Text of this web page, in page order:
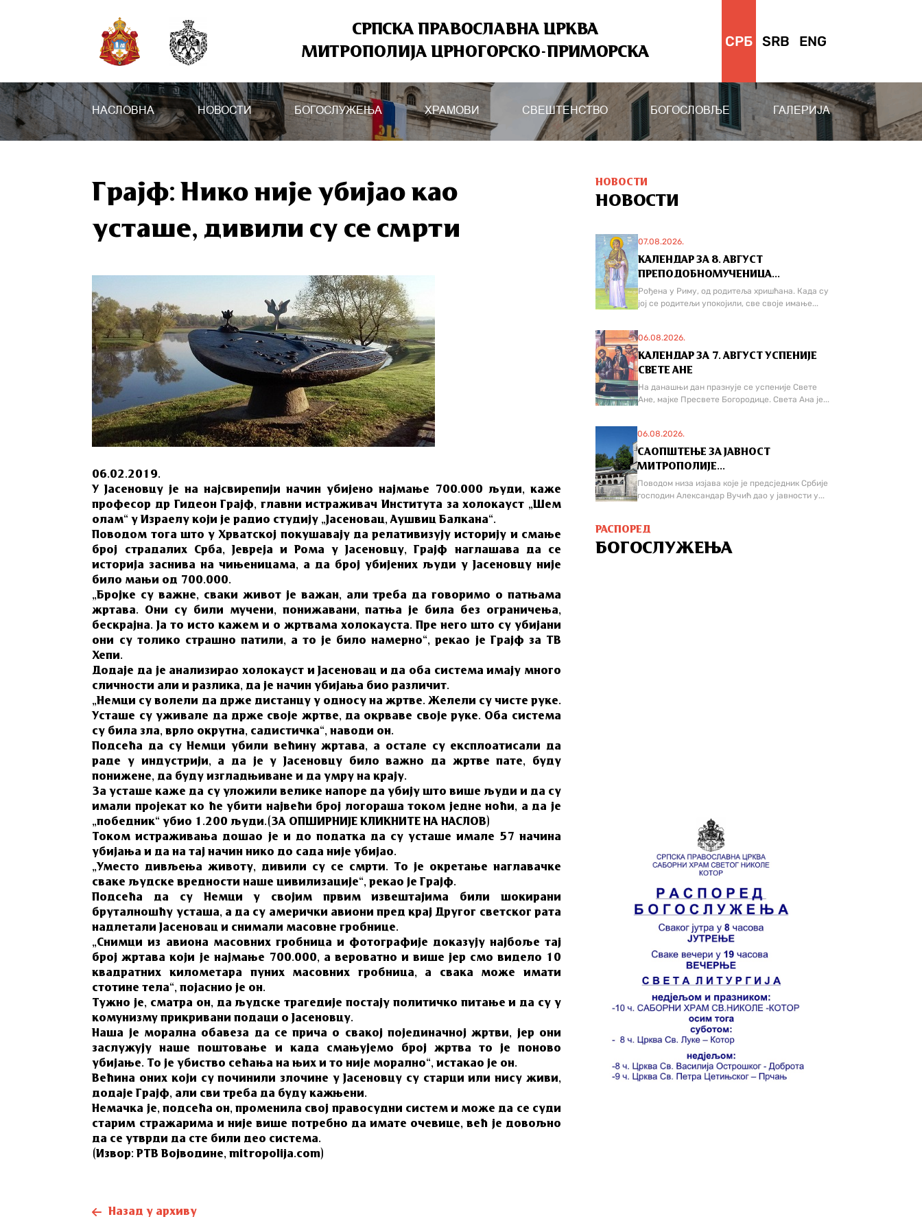
СРПСКА ПРАВОСЛАВНА ЦРКВА
МИТРОПОЛИЈА ЦРНОГОРСКО-ПРИМОРСКА
СРБ SRB ENG
НАСЛОВНА НОВОСТИ БОГОСЛУЖЕЊА ХРАМОВИ СВЕШТЕНСТВО БОГОСЛОВЉЕ ГАЛЕРИЈА
Грајф: Нико није убијао као
усташе, дивили су се смрти
06.02.2019.
У Јасеновцу је на најсвирепији начин убијено најмање 700.000 људи, каже
професор др Гидеон Грајф, главни истраживач Института за холокауст „Шем
олам“ у Израелу који је радио студију „Јасеновац, Аушвиц Балкана“.
Поводом тога што у Хрватској покушавају да релативизују историју и смање
број страдалих Срба, Јевреја и Рома у Јасеновцу, Грајф наглашава да се
историја заснива на чињеницама, а да број убијених људи у Јасеновцу није
било мањи од 700.000.
„Бројке су важне, сваки живот је важан, али треба да говоримо о патњама
жртава. Они су били мучени, понижавани, патња је била без ограничења,
бескрајна. Ја то исто кажем и о жртвама холокауста. Пре него што су убијани
они су толико страшно патили, а то је било намерно“, рекао је Грајф за ТВ
Хепи.
Додаје да је анализирао холокауст и Јасеновац и да оба система имају много
сличности али и разлика, да је начин убијања био различит.
„Немци су волели да држе дистанцу у односу на жртве. Желели су чисте руке.
Усташе су уживале да држе своје жртве, да окрваве своје руке. Оба система
су била зла, врло окрутна, садистичка“, наводи он.
Подсећа да су Немци убили већину жртава, а остале су експлоатисали да
раде у индустрији, а да је у Јасеновцу било важно да жртве пате, буду
понижене, да буду изгладњиване и да умру на крају.
За усташе каже да су уложили велике напоре да убију што више људи и да су
имали пројекат ко ће убити највећи број логораша током једне ноћи, а да је
„победник“ убио 1.200 људи.(ЗА ОПШИРНИЈЕ КЛИКНИТЕ НА НАСЛОВ)
Током истраживања дошао је и до податка да су усташе имале 57 начина
убијања и да на тај начин нико до сада није убијао.
„Уместо дивљења животу, дивили су се смрти. То је окретање наглавачке
сваке људске вредности наше цивилизације“, рекао је Грајф.
Подсећа да су Немци у својим првим извештајима били шокирани
бруталношћу усташа, а да су амерички авиони пред крај Другог светског рата
надлетали Јасеновац и снимали масовне гробнице.
„Снимци из авиона масовних гробница и фотографије доказују најбоље тај
број жртава који је најмање 700.000, а вероватно и више јер смо видело 10
квадратних километара пуних масовних гробница, а свака може имати
стотине тела“, појаснио је он.
Тужно је, сматра он, да људске трагедије постају политичко питање и да су у
комунизму прикривани подаци о Јасеновцу.
Наша је морална обавеза да се прича о свакој појединачној жртви, јер они
заслужују наше поштовање и када смањујемо број жртва то је поново
убијање. То је убиство сећања на њих и то није морално“, истакао је он.
Већина оних који су починили злочине у Јасеновцу су старци или нису живи,
додаје Грајф, али сви треба да буду кажњени.
Немачка је, подсећа он, променила свој правосудни систем и може да се суди
старим стражарима и није више потребно да имате очевице, већ је довољно
да се утврди да сте били део система.
(Извор: РТВ Војводине, mitropolija.com)
Назад у архиву
НОВОСТИ
НОВОСТИ
07.08.2026.
КАЛЕНДАР ЗА 8. АВГУСТ
ПРЕПОДОБНОМУЧЕНИЦА...
Рођена у Риму, од родитеља хришћана. Када су
јој се родитељи упокојили, све своје имање...
06.08.2026.
КАЛЕНДАР ЗА 7. АВГУСТ УСПЕНИЈЕ
СВЕТЕ АНЕ
На данашњи дан празнује се успеније Свете
Ане, мајке Пресвете Богородице. Света Ана је...
06.08.2026.
САОПШТЕЊЕ ЗА ЈАВНОСТ
МИТРОПОЛИЈЕ...
Поводом низа изјава које је предсједник Србије
господин Александар Вучић дао у јавности у...
РАСПОРЕД
БОГОСЛУЖЕЊА